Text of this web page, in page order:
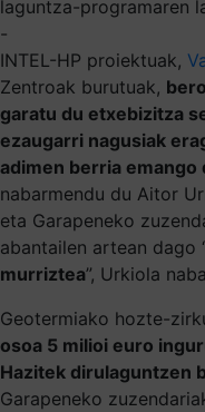
laguntza-programaren
-
INTEL-HP proiektuak,
Zentroak burutuak,
garatu du etxebizitza
ezaugarri nagusiak
adimen berria
nabarmendu du Aitor
eta Garapeneko
abantailen artean dago
murriztea”, Urkiola
Geotermiako hozte-
osoa 5 milioi euro
Hazitek dirulaguntzen
Garapeneko